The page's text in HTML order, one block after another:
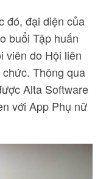
đó, đại diện của
buổi Tập huấn
viên do Hội liên
Thông qua
Alta Software
với App Phụ nữ